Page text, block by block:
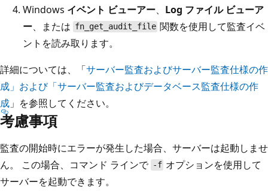
Windows イベント ビューアー、 Log ファイル ビューア
ー、または fn_get_audit_file 関数を使用して監査イベ
ントを読み取ります。
詳細については、「サーバー監査およびサーバー監査仕様の作
成」および「サーバー監査およびデータベース監査仕様の作
成 」を参照してください。
考慮事項
監査の開始時にエラーが発生した場合、サーバーは起動しませ
ん。 この場合、コマンド ラインで -f オプションを使用して
サーバーを起動できます。